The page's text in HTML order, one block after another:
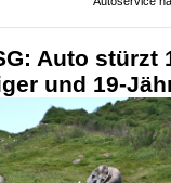
Auto stürzt
und 19-